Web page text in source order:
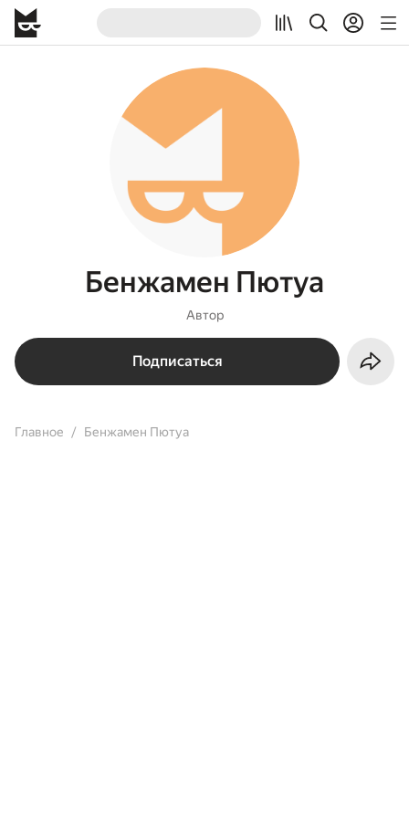
Бенжамен Пютуа
Автор
Подписаться
Главное Бенжамен Пютуа